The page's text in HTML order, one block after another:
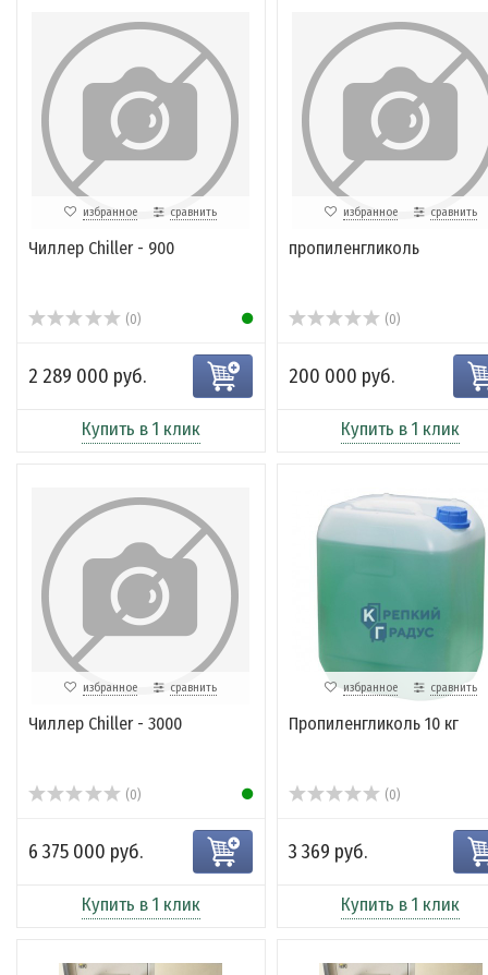
избранное сравнить
Чиллер Chiller - 900
(0)
2 289 000 руб.
Купить в 1 клик
избранное сравнить
пропиленгликоль
(0)
200 000 руб.
Купить в 1 клик
избранное сравнить
Чиллер Chiller - 3000
(0)
6 375 000 руб.
Купить в 1 клик
избранное сравнить
Пропиленгликоль 10 кг
(0)
3 369 руб.
Купить в 1 клик